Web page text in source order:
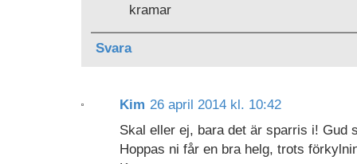
kramar
Svara
Kim 26 april 2014 kl. 10:42
Skal eller ej, bara det är sparris i! Gud
Hoppas ni får en bra helg, trots